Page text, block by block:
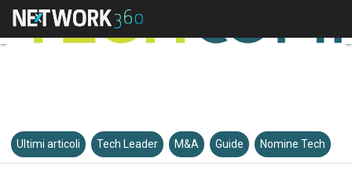
Ultimi articoli Tech Leader M&A Guide Nomine Tech